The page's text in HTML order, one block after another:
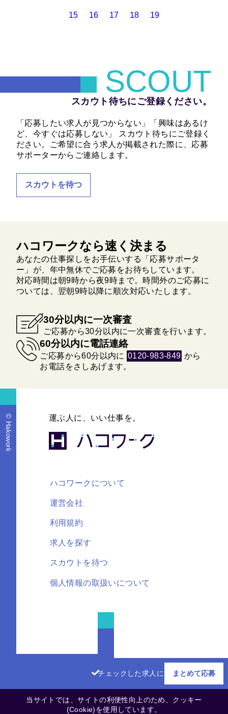
15 16 17 18 19
チェックした求人に まとめて応募
SCOUT
スカウト待ちにご登録ください。
「応募したい求人が見つからない」「興味はあるけ
ど、今すぐは応募しない」 スカウト待ちにご登録く
ださい。ご希望に合う求人が掲載された際に、応募
サポーターからご連絡します。
スカウトを待つ
ハコワークなら速く決まる
あなたの仕事探しをお手伝いする「応募サポータ
ー」が、年中無休でご応募をお待ちしています。
対応時間は朝9時から夜9時まで。時間外のご応募に
ついては、翌朝9時以降に順次対応いたします。
30分以内に一次審査
ご応募から30分以内に一次審査を行います。
60分以内に電話連絡
ご応募から60分以内に 0120-983-849 から
お電話をさしあげます。
© Hakowork 運ぶ人に、いい仕事を。
ハコワークについて
運営会社
利用規約
求人を探す
スカウトを待つ
個人情報の取扱いについて
FOLLOW US
当サイトでは、サイトの利便性向上のため、クッキー
(Cookie)を使用しています。